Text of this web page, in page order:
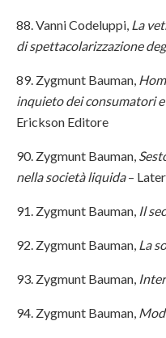
88. Vanni Codeluppi, La
di spettacolarizzazione
89. Zygmunt Bauman,
inquieto dei consumatori
Erickson Editore
90. Zygmunt Bauman,
nella società liquida–
91. Zygmunt Bauman, Il
92. Zygmunt Bauman, La
93. Zygmunt Bauman,
94. Zygmunt Bauman,